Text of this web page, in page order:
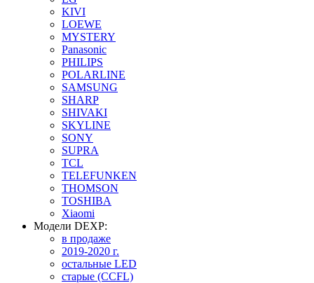
KIVI
LOEWE
MYSTERY
Panasonic
PHILIPS
POLARLINE
SAMSUNG
SHARP
SHIVAKI
SKYLINE
SONY
SUPRA
TCL
TELEFUNKEN
THOMSON
TOSHIBA
Xiaomi
Модели DEXP:
в продаже
2019-2020 г.
остальные LED
старые (CCFL)